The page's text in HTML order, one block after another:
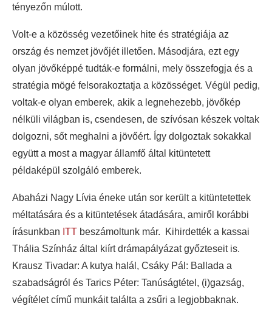
tényezőn múlott.
Volt-e a közösség vezetőinek hite és stratégiája az
ország és nemzet jövőjét illetően. Másodjára, ezt egy
olyan jövőképpé tudták-e formálni, mely összefogja és a
stratégia mögé felsorakoztatja a közösséget. Végül pedig,
voltak-e olyan emberek, akik a legnehezebb, jövőkép
nélküli világban is, csendesen, de szívósan készek voltak
dolgozni, sőt meghalni a jövőért. Így dolgoztak sokakkal
együtt a most a magyar államfő által kitüntetett
példaképül szolgáló emberek.
Abaházi Nagy Lívia éneke után sor került a kitüntetettek
méltatására és a kitüntetések átadására, amiről korábbi
írásunkban ITT beszámoltunk már. Kihirdették a kassai
Thália Színház által kiírt drámapályázat győzteseit is.
Krausz Tivadar: A kutya halál, Csáky Pál: Ballada a
szabadságról és Tarics Péter: Tanúságtétel, (i)gazság,
végítélet című munkáit találta a zsűri a legjobbaknak.